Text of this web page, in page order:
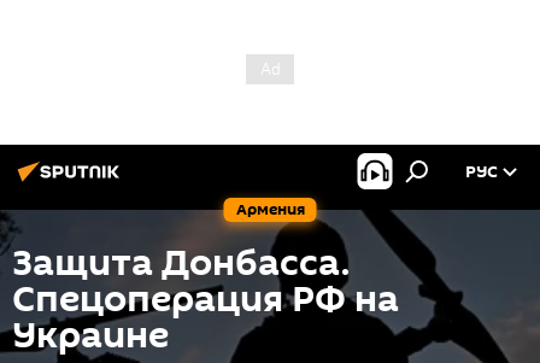
Армения
РУС
Защита Донбасса.
Спецоперация РФ на
Украине